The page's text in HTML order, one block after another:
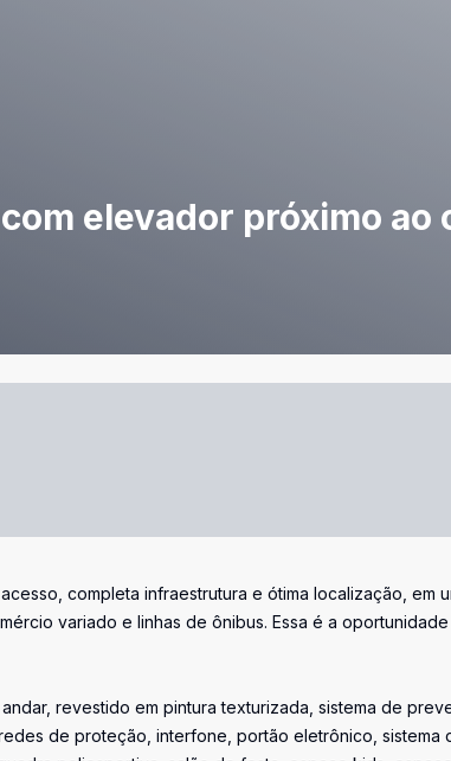
elevador próximo ao
completa infraestrutura e ótima localização, em
variado e linhas de ônibus. Essa é a
revestido em pintura texturizada, sistema de
de proteção, interfone, portão eletrônico, sistema